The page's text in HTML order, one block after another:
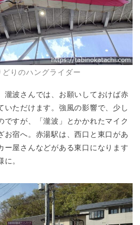
どりのハングライダー
波さんでは、お願いしておけば赤
いただけます。強風の影響で、少し
ですが、「瀧波」とかかれたマイク
お宿へ。赤湯駅は、西口と東口があ
ー屋さんなどがある東口になります
。